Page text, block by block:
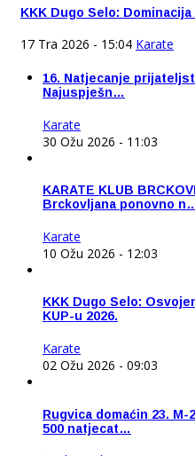
KKK Dugo Selo:
17 Tra 2026 - 15:04 Karate
16. Natjecanje
Najuspješn…
Karate
30 Ožu 2026 - 11:03
KARATE KLUB
Brckovljana ponovno
Karate
10 Ožu 2026 - 12:03
KKK Dugo Selo:
KUP-u 2026.
Karate
02 Ožu 2026 - 09:03
Rugvica domaćin 23.
500 natjecat…